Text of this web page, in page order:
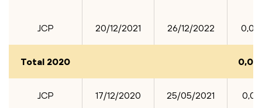
JCP 20/12/2021 26/12/2022
Total 2020
JCP 17/12/2020 25/05/2021